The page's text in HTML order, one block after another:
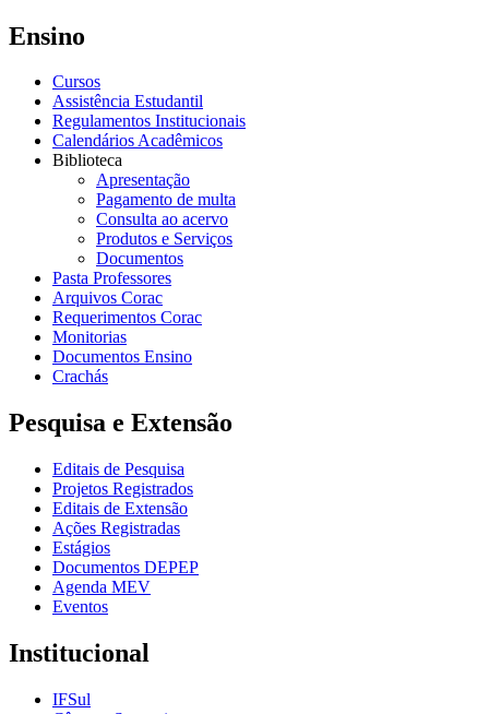
Ensino
Cursos
Assistência Estudantil
Regulamentos Institucionais
Calendários Acadêmicos
Biblioteca
Apresentação
Pagamento de multa
Consulta ao acervo
Produtos e Serviços
Documentos
Pasta Professores
Arquivos Corac
Requerimentos Corac
Monitorias
Documentos Ensino
Crachás
Pesquisa e Extensão
Editais de Pesquisa
Projetos Registrados
Editais de Extensão
Ações Registradas
Estágios
Documentos DEPEP
Agenda MEV
Eventos
Institucional
IFSul